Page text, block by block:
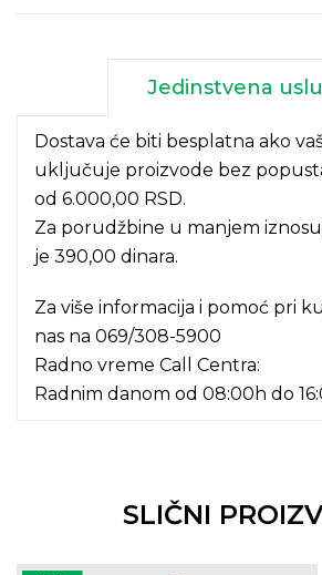
Jedinstvena
Dostava će biti besplatna ako
uključuje proizvode bez
od 6.000,00 RSD.
Za porudžbine u manjem
je 390,00 dinara.
Za više informacija i pomoć pri
nas na 069/308-5900
Radno vreme Call Centra:
Radnim danom od 08:00h do
SLIČNI